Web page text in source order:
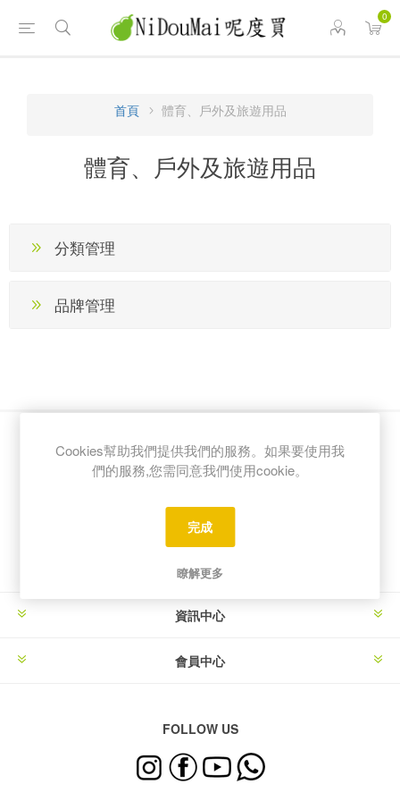
0
首頁 體育、戶外及旅遊用品
體育、戶外及旅遊用品
分類管理
品牌管理
電子報訂閱
資訊中心
會員中心
FOLLOW US
Cookies幫助我們提供我們的服務。如果要使用我
們的服務,您需同意我們使用cookie。
完成
瞭解更多